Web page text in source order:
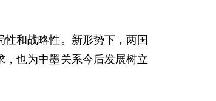
和战略性。新形势下，两国
也为中墨关系今后发展树立